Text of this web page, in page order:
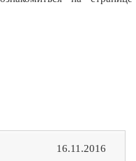
16.11.2016